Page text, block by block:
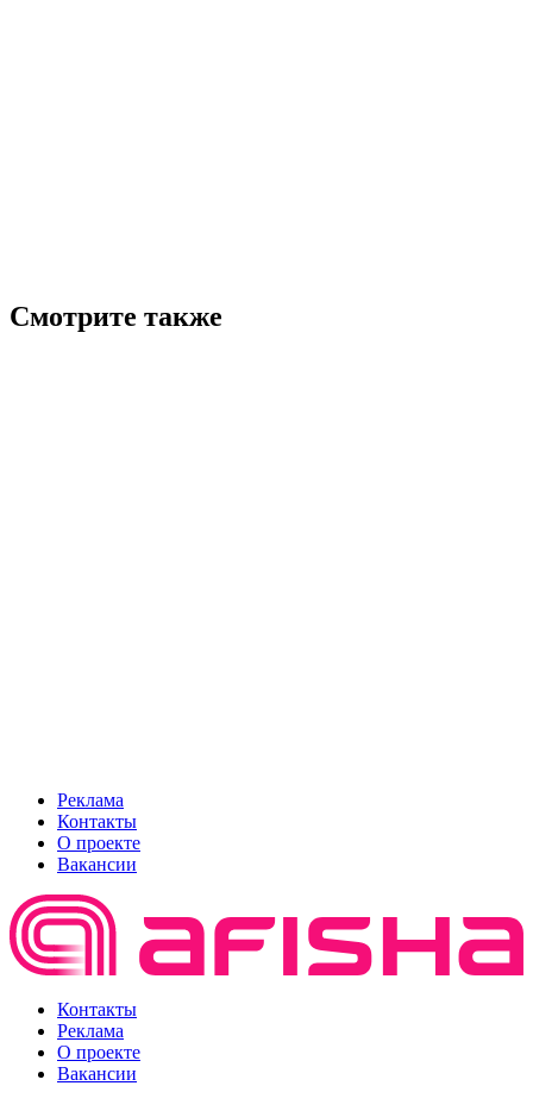
Смотрите также
Реклама
Контакты
О проекте
Вакансии
Контакты
Реклама
О проекте
Вакансии